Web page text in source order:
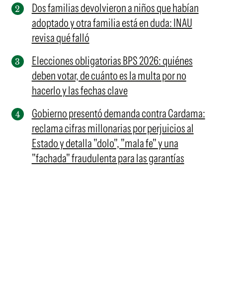
Dos familias devolvieron a niños que habían
adoptado y otra familia está en duda: INAU
revisa qué falló
Elecciones obligatorias BPS 2026: quiénes
deben votar, de cuánto es la multa por no
hacerlo y las fechas clave
Gobierno presentó demanda contra Cardama:
reclama cifras millonarias por perjuicios al
Estado y detalla "dolo", "mala fe" y una
"fachada" fraudulenta para las garantías